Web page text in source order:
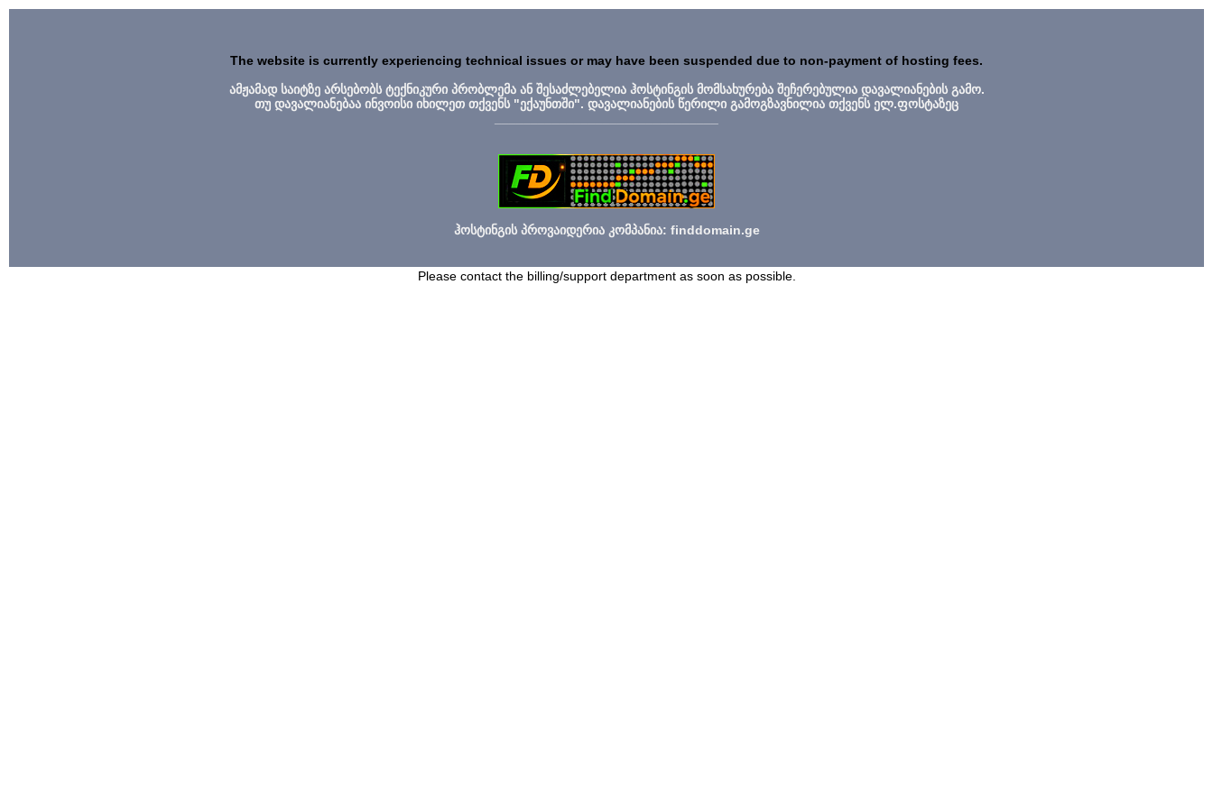
The website is currently experiencing technical issues or may have been suspended due to non-payment of hosting fees.
ამჟამად საიტზე არსებობს ტექნიკური პრობლემა ან შესაძლებელია ჰოსტინგის მომსახურება შეჩერებულია დავალიანების გამო.
თუ დავალიანებაა ინვოისი იხილეთ თქვენს "ექაუნთში". დავალიანების წერილი გამოგზავნილია თქვენს ელ.ფოსტაზეც
ჰოსტინგის პროვაიდერია კომპანია: finddomain.ge
Please contact the billing/support department as soon as possible.